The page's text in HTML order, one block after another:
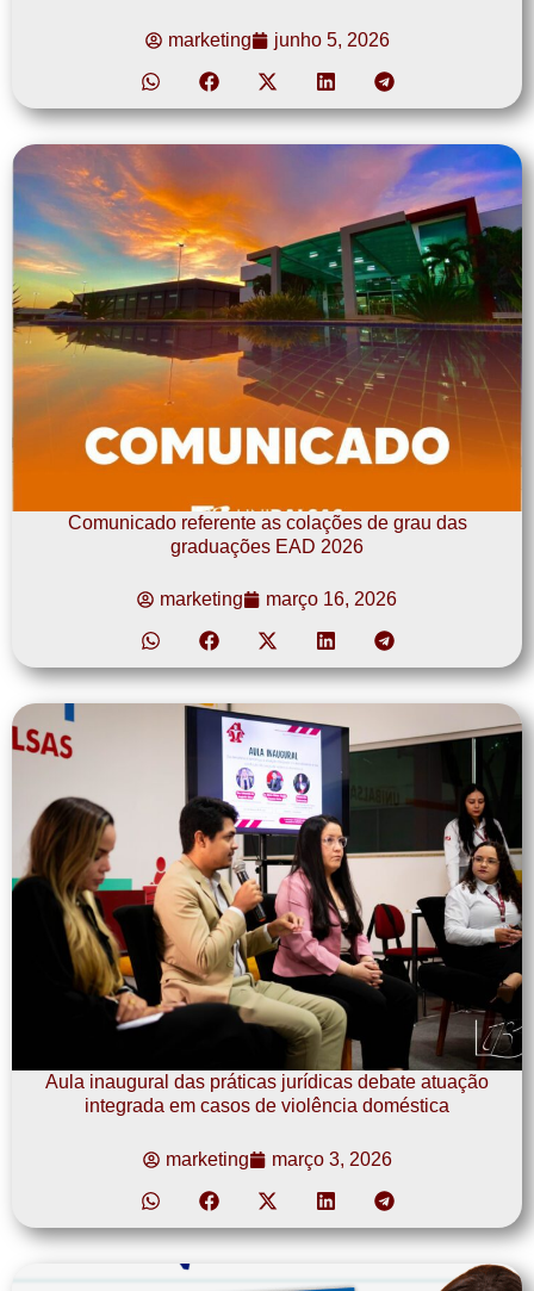
marketing junho 5, 2026
Comunicado referente as colações de grau das
graduações EAD 2026
marketing março 16, 2026
Aula inaugural das práticas jurídicas debate atuação
integrada em casos de violência doméstica
marketing março 3, 2026